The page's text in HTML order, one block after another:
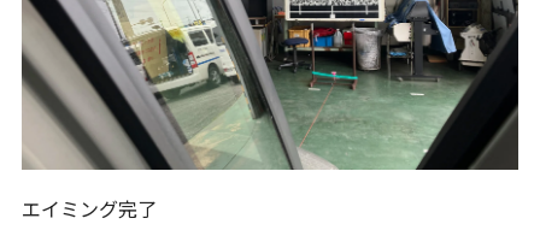
エイミング完了